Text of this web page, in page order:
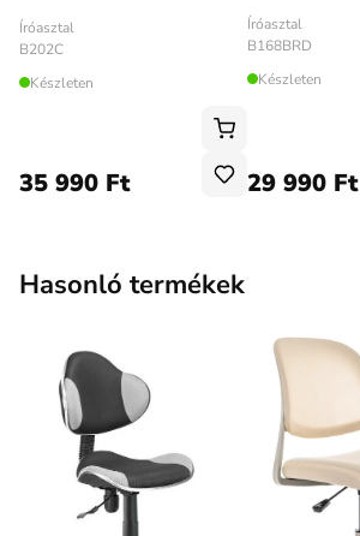
Íróasztal
B202C
Készleten
35 990 Ft
Íróasztal
B168BRD
Készleten
29 990 Ft
Hasonló termékek